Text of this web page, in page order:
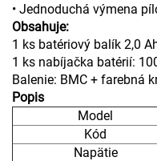
• Jednoduchá výmena
Obsahuje:
1 ks batériový balík 2,0
1 ks nabíjačka batérií:
Balenie: BMC + farebná
Popis
Model
Kód
Napätie